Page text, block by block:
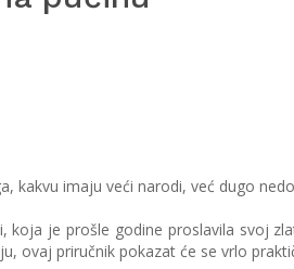
kakvu imaju veći narodi, već dugo
koja je prošle godine proslavila svoj
ovaj priručnik pokazat će se vrlo